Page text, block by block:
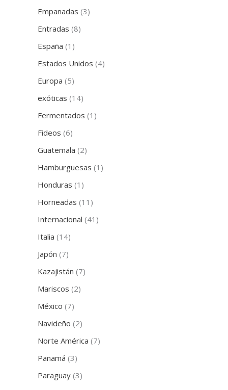
Empanadas (3)
Entradas (8)
España (1)
Estados Unidos (4)
Europa (5)
exóticas (14)
Fermentados (1)
Fideos (6)
Guatemala (2)
Hamburguesas (1)
Honduras (1)
Horneadas (11)
Internacional (41)
Italia (14)
Japón (7)
Kazajistán (7)
Mariscos (2)
México (7)
Navideño (2)
Norte América (7)
Panamá (3)
Paraguay (3)